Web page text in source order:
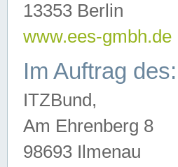
13353 Berlin
www.ees-gmbh.de
Im Auftrag des:
ITZBund,
Am Ehrenberg 8
98693 Ilmenau